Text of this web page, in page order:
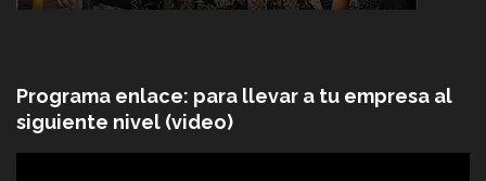
Programa enlace: para llevar a tu empresa al
siguiente nivel (video)